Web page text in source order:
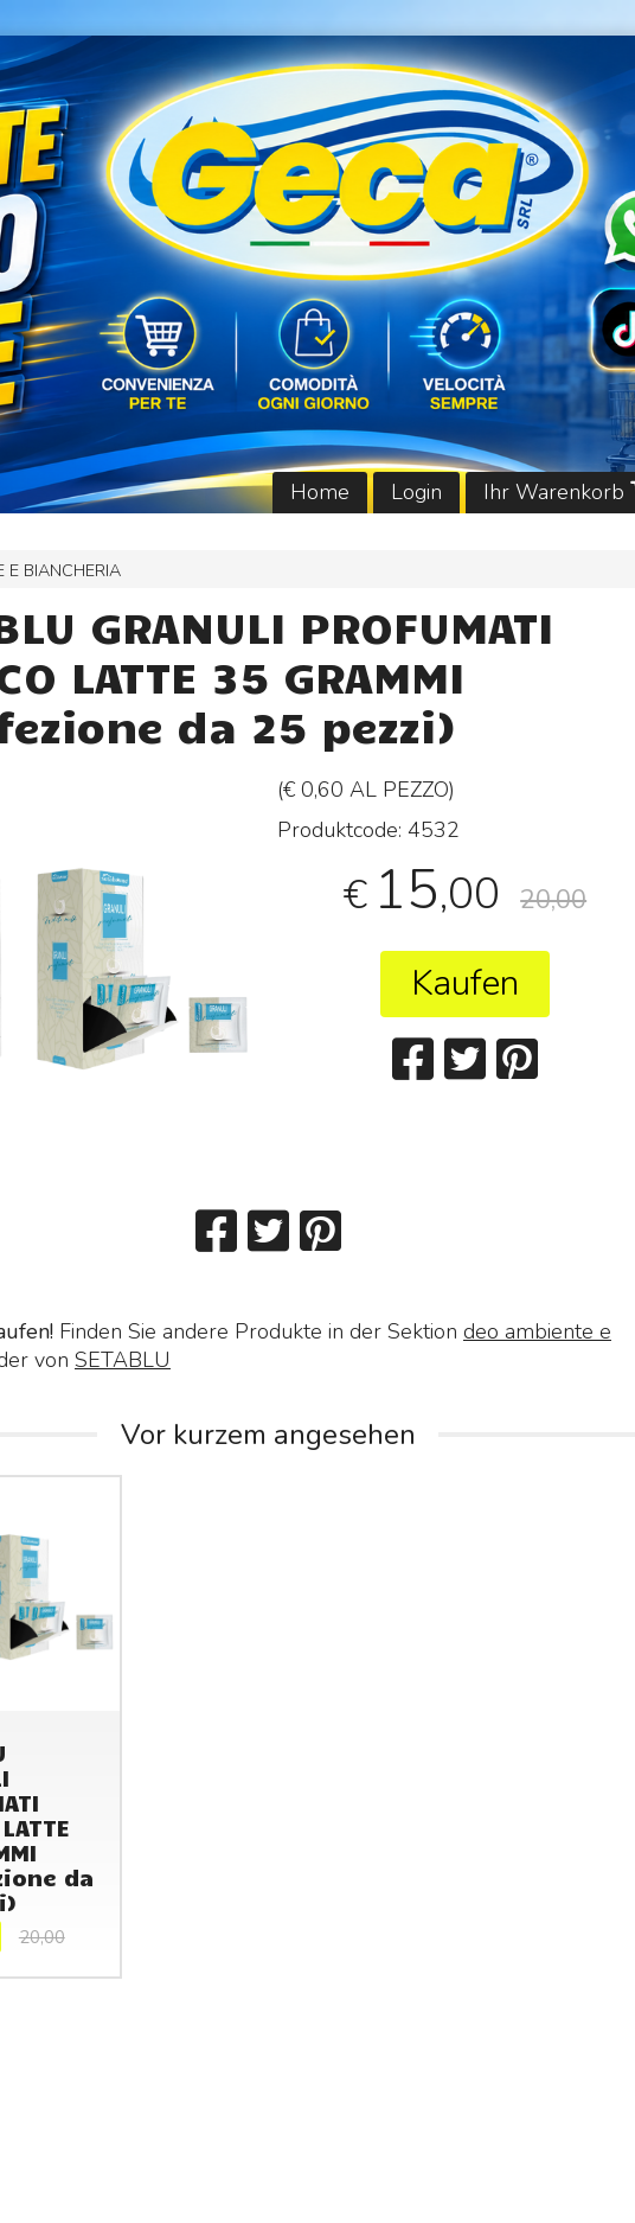
Home Login Ihr Warenkorb
E BIANCHERIA
GRANULI PROFUMATI
LATTE 35 GRAMMI
da 25 pezzi)
(€ 0,60 AL PEZZO)
Produktcode:4532
€ 15,00 20,00
Kaufen
Finden Sie andere Produkte in der Sektion deo ambiente e
von SETABLU
Vor kurzem angesehen
da
20,00